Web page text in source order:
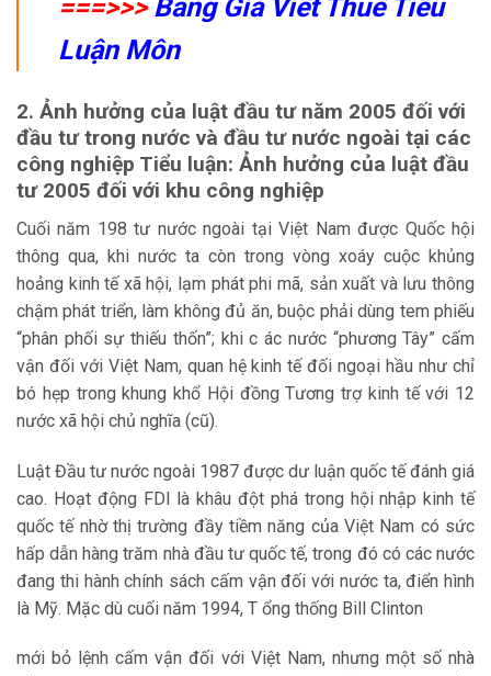
===>>> Bảng Giá Viết Thuê Tiểu
Luận Môn
2. Ảnh hưởng của luật đầu tư năm 2005 đối với
đầu tư trong nước và đầu tư nước ngoài tại các
công nghiệp Tiểu luận: Ảnh hưởng của luật đầu
tư 2005 đối với khu công nghiệp
Cuối năm 198 tư nước ngoài tại Việt Nam được Quốc hội
thông qua, khi nước ta còn trong vòng xoáy cuộc khủng
hoảng kinh tế xã hội, lạm phát phi mã, sản xuất và lưu thông
chậm phát triển, làm không đủ ăn, buộc phải dùng tem phiếu
“phân phối sự thiếu thốn”; khi c ác nước “phương Tây” cấm
vận đối với Việt Nam, quan hệ kinh tế đối ngoại hầu như chỉ
bó hẹp trong khung khổ Hội đồng Tương trợ kinh tế với 12
nước xã hội chủ nghĩa (cũ).
Luật Đầu tư nước ngoài 1987 được dư luận quốc tế đánh giá
cao. Hoạt động FDI là khâu đột phá trong hội nhập kinh tế
quốc tế nhờ thị trường đầy tiềm năng của Việt Nam có sức
hấp dẫn hàng trăm nhà đầu tư quốc tế, trong đó có các nước
đang thi hành chính sách cấm vận đối với nước ta, điển hình
là Mỹ. Mặc dù cuối năm 1994, T ổng thống Bill Clinton
mới bỏ lệnh cấm vận đối với Việt Nam, nhưng một số nhà